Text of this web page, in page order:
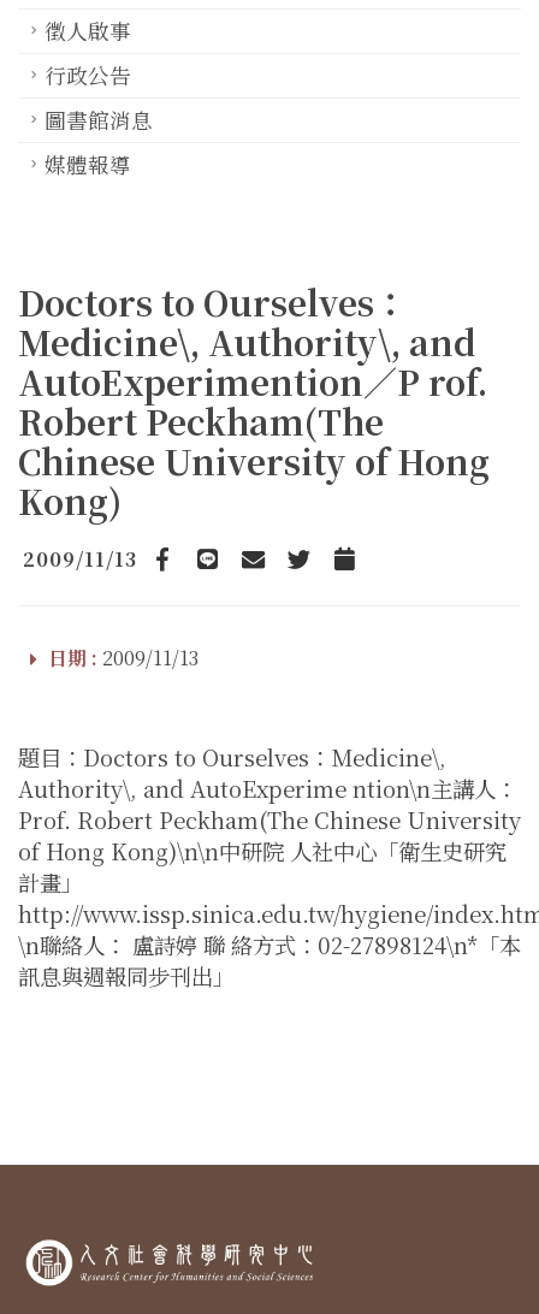
徵人啟事
行政公告
圖書館消息
媒體報導
Doctors to Ourselves：
Medicine\, Authority\, and
AutoExperimention／P rof.
Robert Peckham(The
Chinese University of Hong
Kong)
2009/11/13
Facebook
line emailTwitterAdd to Calendar
日期 : 2009/11/13
題目：Doctors to Ourselves：Medicine\,
Authority\, and AutoExperime ntion\n主講人：
Prof. Robert Peckham(The Chinese University
of Hong Kong)\n\n中研院 人社中心「衛生史研究
計畫」
http://www.issp.sinica.edu.tw/hygiene/
\n聯絡人： 盧詩婷 聯 絡方式：02-27898124\n*「本
訊息與週報同步刊出」